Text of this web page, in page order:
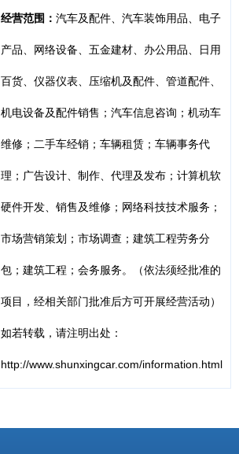
经营范围： 汽车及配件、汽车装饰用品、电子
产品、网络设备、五金建材、办公用品、日用
百货、仪器仪表、压缩机及配件、管道配件、
机电设备及配件销售；汽车信息咨询；机动车
维修；二手车经销；车辆租赁；车辆事务代
理；广告设计、制作、代理及发布；计算机软
硬件开发、销售及维修；网络科技技术服务；
市场营销策划；市场调查；建筑工程劳务分
包；建筑工程；会务服务。（依法须经批准的
项目，经相关部门批准后方可开展经营活动）
如若转载，请注明出处：
http://www.shunxingcar.com/information.html